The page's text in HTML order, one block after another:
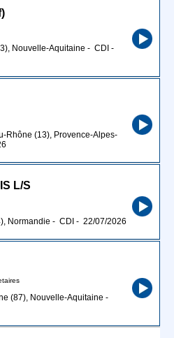
Nouvelle-Aquitaine - CDI -
Rhône (13), Provence-Alpes-
L/S
Normandie - CDI - 22/07/2026
(87), Nouvelle-Aquitaine -